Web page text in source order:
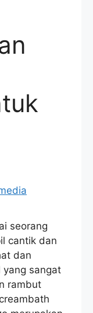
seorang
cantik dan
dan
sangat
rambut